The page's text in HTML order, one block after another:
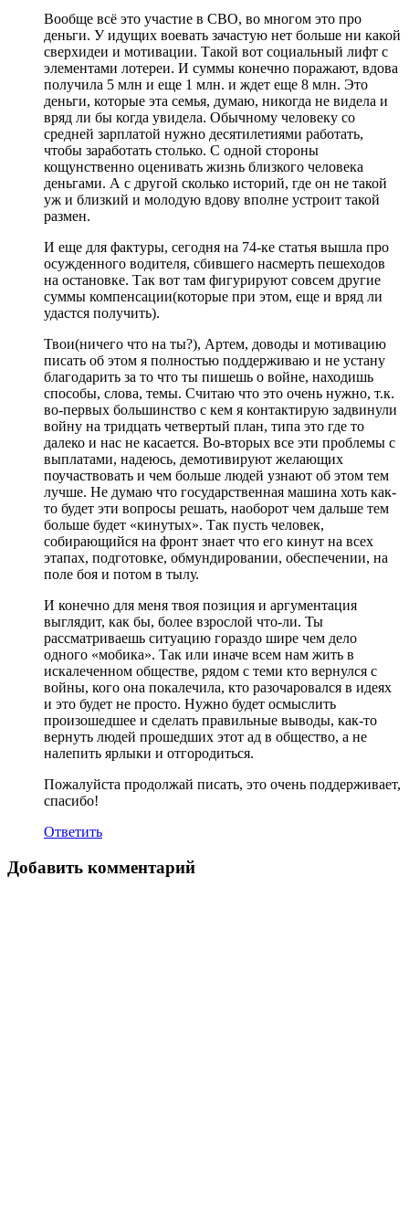
Вообще всё это участие в СВО, во многом это про
деньги. У идущих воевать зачастую нет больше ни какой
сверхидеи и мотивации. Такой вот социальный лифт с
элементами лотереи. И суммы конечно поражают, вдова
получила 5 млн и еще 1 млн. и ждет еще 8 млн. Это
деньги, которые эта семья, думаю, никогда не видела и
вряд ли бы когда увидела. Обычному человеку со
средней зарплатой нужно десятилетиями работать,
чтобы заработать столько. С одной стороны
кощунственно оценивать жизнь близкого человека
деньгами. А с другой сколько историй, где он не такой
уж и близкий и молодую вдову вполне устроит такой
размен.
И еще для фактуры, сегодня на 74-ке статья вышла про
осужденного водителя, сбившего насмерть пешеходов
на остановке. Так вот там фигурируют совсем другие
суммы компенсации(которые при этом, еще и вряд ли
удастся получить).
Твои(ничего что на ты?), Артем, доводы и мотивацию
писать об этом я полностью поддерживаю и не устану
благодарить за то что ты пишешь о войне, находишь
способы, слова, темы. Считаю что это очень нужно, т.к.
во-первых большинство с кем я контактирую задвинули
войну на тридцать четвертый план, типа это где то
далеко и нас не касается. Во-вторых все эти проблемы с
выплатами, надеюсь, демотивируют желающих
поучаствовать и чем больше людей узнают об этом тем
лучше. Не думаю что государственная машина хоть как-
то будет эти вопросы решать, наоборот чем дальше тем
больше будет «кинутых». Так пусть человек,
собирающийся на фронт знает что его кинут на всех
этапах, подготовке, обмундировании, обеспечении, на
поле боя и потом в тылу.
И конечно для меня твоя позиция и аргументация
выглядит, как бы, более взрослой что-ли. Ты
рассматриваешь ситуацию гораздо шире чем дело
одного «мобика». Так или иначе всем нам жить в
искалеченном обществе, рядом с теми кто вернулся с
войны, кого она покалечила, кто разочаровался в идеях
и это будет не просто. Нужно будет осмыслить
произошедшее и сделать правильные выводы, как-то
вернуть людей прошедших этот ад в общество, а не
налепить ярлыки и отгородиться.
Пожалуйста продолжай писать, это очень поддерживает,
спасибо!
Ответить
Добавить комментарий